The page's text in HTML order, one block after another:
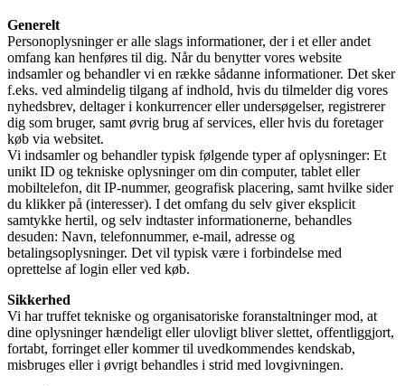
Generelt
Personoplysninger er alle slags informationer, der i et eller andet
omfang kan henføres til dig. Når du benytter vores website
indsamler og behandler vi en række sådanne informationer. Det sker
f.eks. ved almindelig tilgang af indhold, hvis du tilmelder dig vores
nyhedsbrev, deltager i konkurrencer eller undersøgelser, registrerer
dig som bruger, samt øvrig brug af services, eller hvis du foretager
køb via websitet.
Vi indsamler og behandler typisk følgende typer af oplysninger: Et
unikt ID og tekniske oplysninger om din computer, tablet eller
mobiltelefon, dit IP-nummer, geografisk placering, samt hvilke sider
du klikker på (interesser). I det omfang du selv giver eksplicit
samtykke hertil, og selv indtaster informationerne, behandles
desuden: Navn, telefonnummer, e-mail, adresse og
betalingsoplysninger. Det vil typisk være i forbindelse med
oprettelse af login eller ved køb.
Sikkerhed
Vi har truffet tekniske og organisatoriske foranstaltninger mod, at
dine oplysninger hændeligt eller ulovligt bliver slettet, offentliggjort,
fortabt, forringet eller kommer til uvedkommendes kendskab,
misbruges eller i øvrigt behandles i strid med lovgivningen.